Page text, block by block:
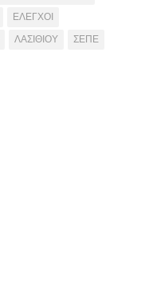
ΕΛΕΓΧΟΙ
ΛΑΣΙΘΙΟΥ
ΣΕΠΕ